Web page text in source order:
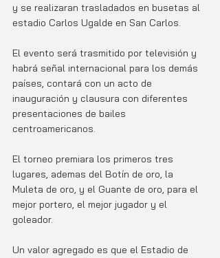
y se realizaran trasladados en busetas al
estadio Carlos Ugalde en San Carlos.
El evento será trasmitido por televisión y
habrá señal internacional para los demás
países, contará con un acto de
inauguración y clausura con diferentes
presentaciones de bailes
centroamericanos.
El torneo premiara los primeros tres
lugares, ademas del Botín de oro, la
Muleta de oro, y el Guante de oro, para el
mejor portero, el mejor jugador y el
goleador.
Un valor agregado es que el Estadio de